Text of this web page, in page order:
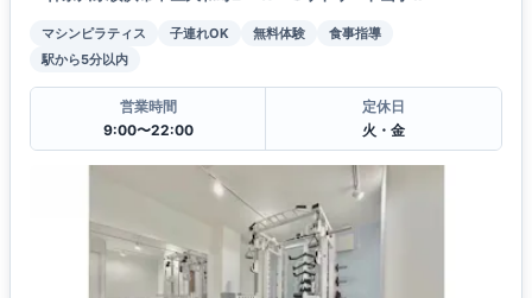
マシンピラティス 子連れOK 無料体験
食事指導
駅から5分以内
営業時間
9:00〜22:00
定休日
火・金